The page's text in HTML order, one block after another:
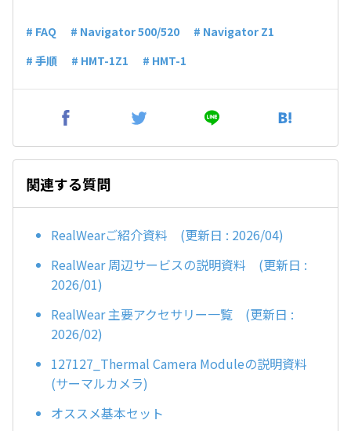
# FAQ # Navigator 500/520
# Navigator Z1
# 手順
# HMT-1Z1 # HMT-1
関連する質問
RealWearご紹介資料 (更新日 : 2026/04)
RealWear 周辺サービスの説明資料 (更新日 :
2026/01)
RealWear 主要アクセサリー一覧 (更新日 :
2026/02)
127127_Thermal Camera Moduleの説明資料
(サーマルカメラ)
オススメ基本セット